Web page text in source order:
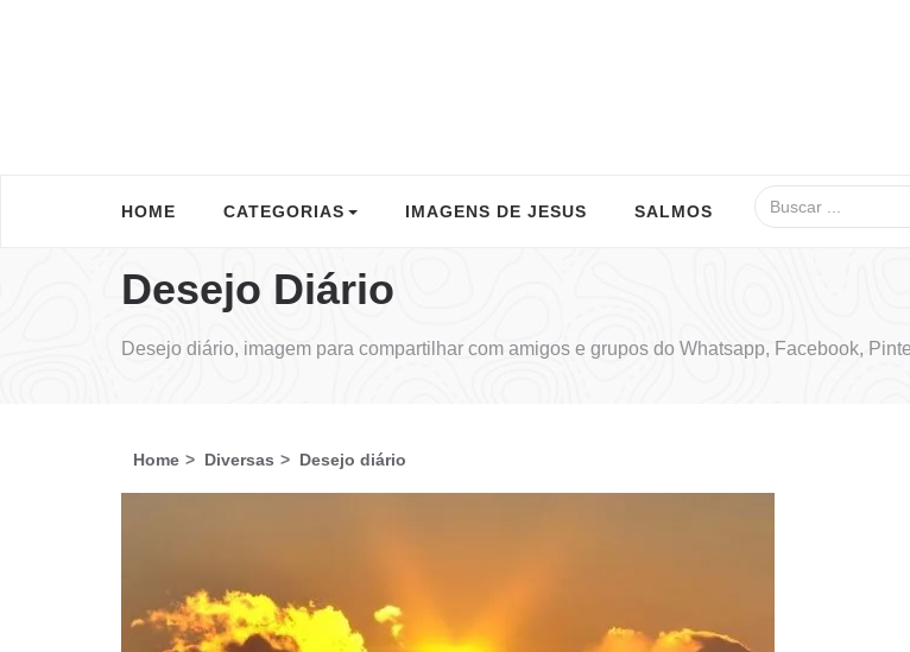
HOME CATEGORIAS IMAGENS DE JESUS SALMOS
Desejo Diário
Desejo diário, imagem para compartilhar com amigos e grupos do Whatsapp, Facebook,
Home Diversas Desejo diário